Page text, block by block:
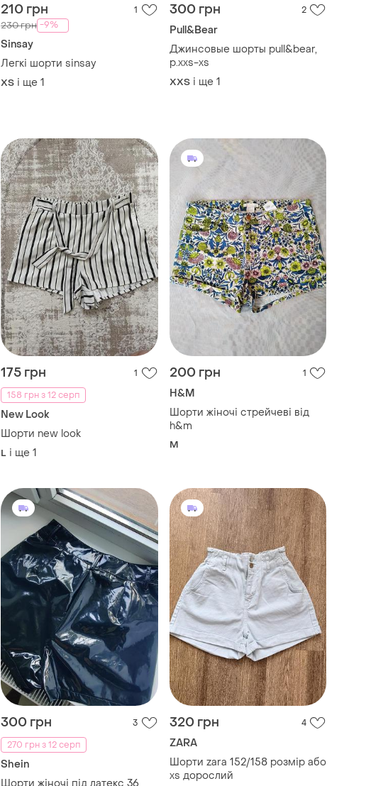
210 грн 1
230 грн -9%
Sinsay
Легкі шорти sinsay
ХS і ще 1
300 грн 2
Pull&Bear
Джинсовые шорты pull&bear,
р.xxs-xs
XХS і ще 1
175 грн
1
158 грн з 12 серп
New Look
Шорти new look
L і ще 1
200 грн 1
H&M
Шорти жіночі стрейчеві від
h&m
M
300 грн
3
270 грн з 12 серп
Shein
320 грн 4
ZARA
Шорти zara 152/158 розмір або
xs дорослий